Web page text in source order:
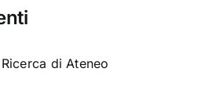
di Ateneo